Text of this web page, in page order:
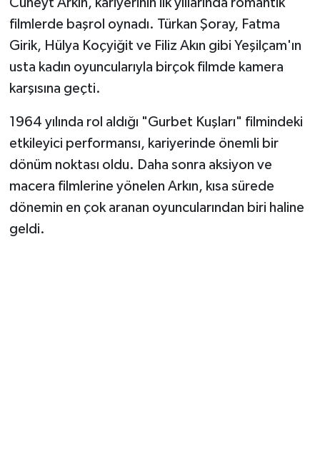
Cüneyt Arkın, kariyerinin ilk yıllarında romantik
filmlerde başrol oynadı. Türkan Şoray, Fatma
Girik, Hülya Koçyiğit ve Filiz Akın gibi Yeşilçam'ın
usta kadın oyuncularıyla birçok filmde kamera
karşısına geçti.
1964 yılında rol aldığı "Gurbet Kuşları" filmindeki
etkileyici performansı, kariyerinde önemli bir
dönüm noktası oldu. Daha sonra aksiyon ve
macera filmlerine yönelen Arkın, kısa sürede
dönemin en çok aranan oyuncularından biri haline
geldi.